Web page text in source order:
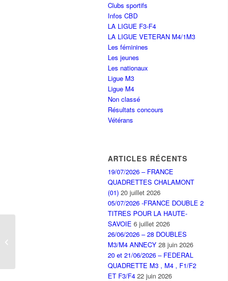
Clubs sportifs
Infos CBD
LA LIGUE F3-F4
LA LIGUE VETERAN M4/1M3
Les féminines
Les jeunes
Les nationaux
Ligue M3
Ligue M4
Non classé
Résultats concours
Vétérans
ARTICLES RÉCENTS
19/07/2026 – FRANCE
QUADRETTES CHALAMONT
(01) 20 juillet 2026
05/07/2026 -FRANCE DOUBLE 2
TITRES POUR LA HAUTE-
SAVOIE 6 juillet 2026
26/06/2026 – 28 DOUBLES
M3/M4 ANNECY 28 juin 2026
20 et 21/06/2026 – FEDERAL
QUADRETTE M3 , M4 , F1/F2
ET F3/F4 22 juin 2026